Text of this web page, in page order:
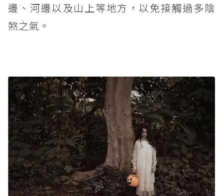
邊、河邊以及山上等地方，以免接觸過多陰
煞之氣。